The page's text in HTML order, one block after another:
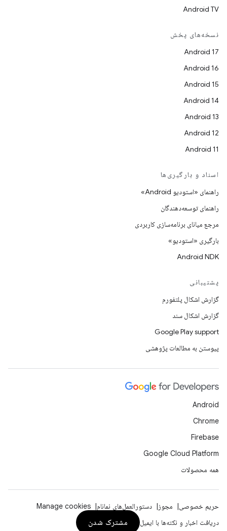
Android TV
نسخه‌های پخش
Android 17
Android 16
Android 15
Android 14
Android 13
Android 12
Android 11
اسناد و بارگیری‌ها
راهنمای «استودیو Android»
راهنمای توسعه‌دهندگان
مرجع میانای برنامه‌سازی کاربردی
بارگیری «استودیو»
Android NDK
پشتیبانی
گزارش اشکال پلتفورم
گزارش اشکال سند
Google Play support
پیوستن به مطالعات پژوهشی
Android
Chrome
Firebase
Google Cloud Platform
همه محصولات
حریم خصوصی مجوز دستورالعمل‌های نمانام
Manage cookies
دریافت اخبار و نکته‌ها با ایمیل
مشترک شدن